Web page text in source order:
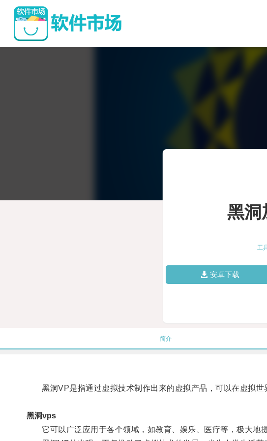
黑洞
工
安卓下载
简介
黑洞VP是指通过虚拟技术制作出来的虚拟产品，可以在虚拟世
黑洞vps
它可以广泛应用于各个领域，如教育、娱乐、医疗等，极大地提